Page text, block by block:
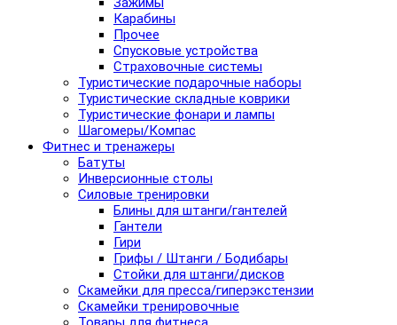
Карабины
Прочее
Спусковые устройства
Страховочные системы
Туристические подарочные наборы
Туристические складные коврики
Туристические фонари и лампы
Шагомеры/Компас
Фитнес и тренажеры
Батуты
Инверсионные столы
Силовые тренировки
Блины для штанги/гантелей
Гантели
Гири
Грифы / Штанги / Бодибары
Стойки для штанги/дисков
Скамейки для пресса/гиперэкстензии
Скамейки тренировочные